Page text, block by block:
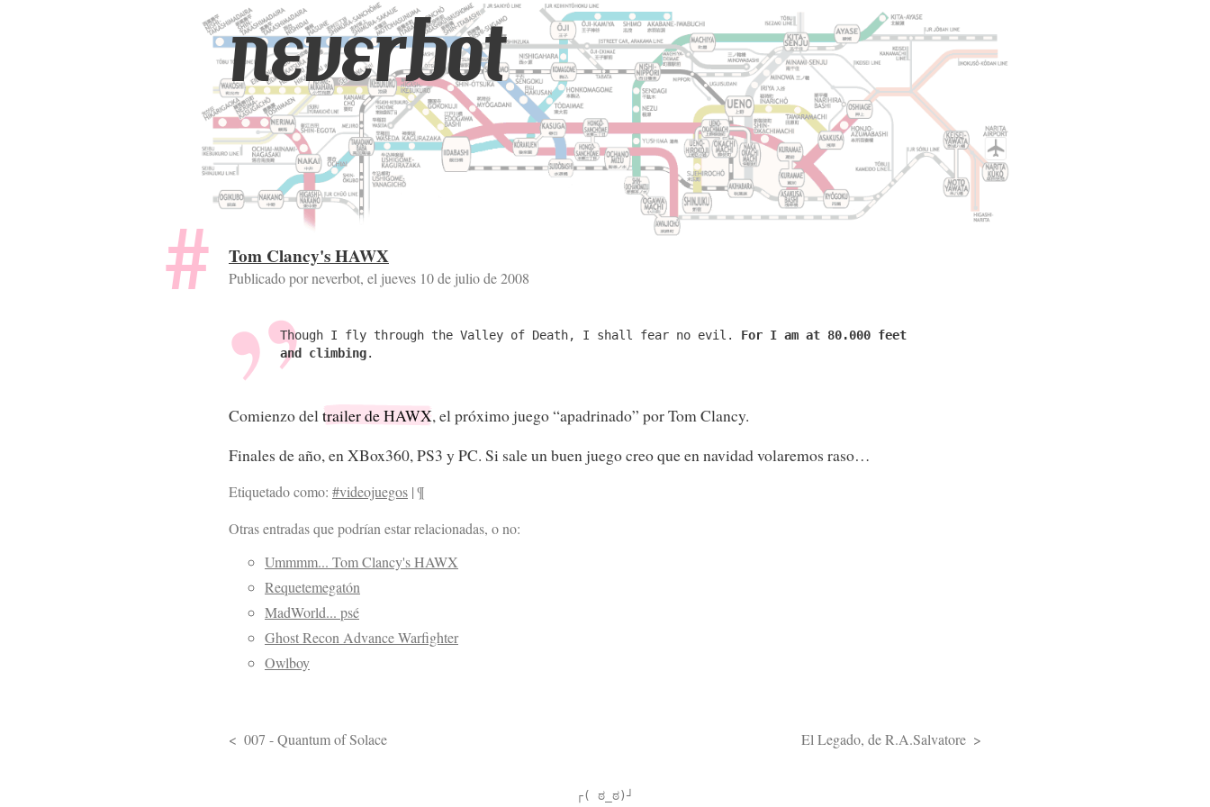
neverbot
Tom Clancy's HAWX
Publicado por neverbot, el jueves 10 de julio de 2008
Though I fly through the Valley of Death, I shall fear no evil. For I am at 80.000 feet
and climbing.
Comienzo deltrailer de HAWX, el próximo juego “apadrinado” por Tom Clancy.
Finales de año, en XBox360, PS3 y PC. Si sale un buen juego creo que en navidad volaremos raso…
Etiquetado como: #videojuegos |¶
Otras entradas que podrían estar relacionadas, o no:
Ummmm... Tom Clancy's HAWX
Requetemegatón
MadWorld... psé
Ghost Recon Advance Warfighter
Owlboy
007 - Quantum of Solace El Legado, de R.A.Salvatore
┌( ಠ_ಠ)┘